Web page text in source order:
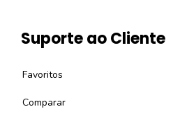
Suporte ao Cliente
Favoritos
Comparar